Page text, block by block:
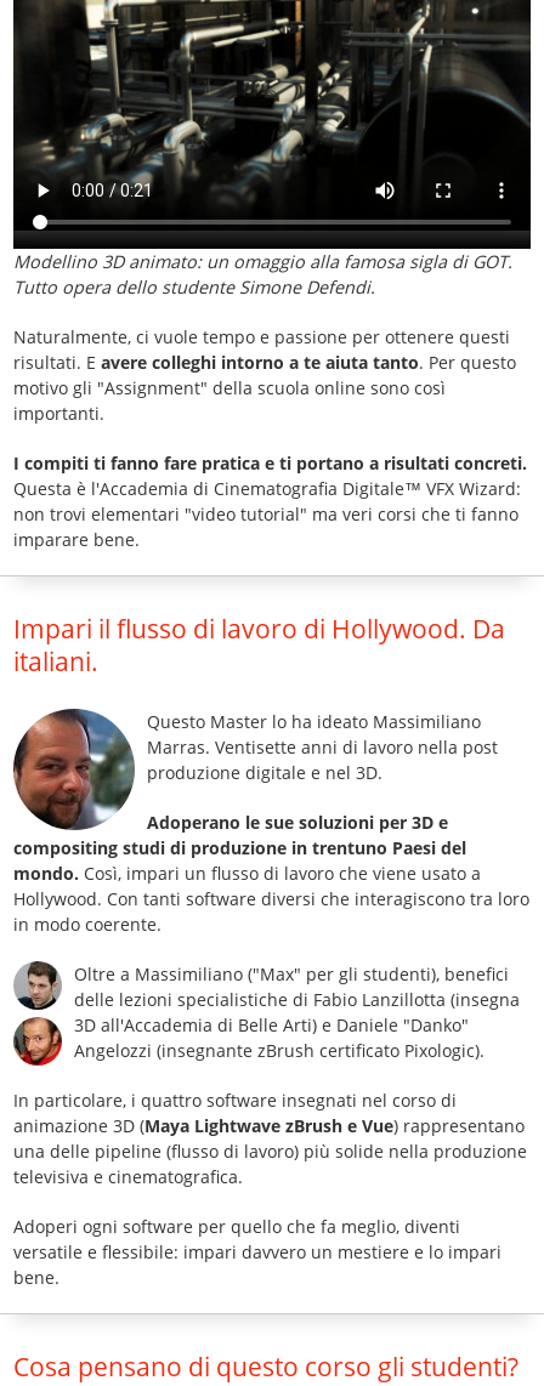
Modellino 3D animato: un omaggio alla famosa sigla di GOT.
Tutto opera dello studente Simone Defendi.
Naturalmente, ci vuole tempo e passione per ottenere questi
risultati. Eavere colleghi intorno a te aiuta tanto. Per questo
motivo gli "Assignment" della scuola online sono così
importanti.
I compiti ti fanno fare pratica e ti portano a risultati concreti.
Questa è l'Accademia di Cinematografia Digitale™ VFX Wizard:
non trovi elementari "video tutorial" ma veri corsi che ti fanno
imparare bene.
Impari il flusso di lavoro di Hollywood. Da
italiani.
Questo Master lo ha ideato Massimiliano
Marras. Ventisette anni di lavoro nella post
produzione digitale e nel 3D.
Adoperano le sue soluzioni per 3D e
compositing studi di produzione in trentuno Paesi del
mondo. Così, impari un flusso di lavoro che viene usato a
Hollywood. Con tanti software diversi che interagiscono tra loro
in modo coerente.
Oltre a Massimiliano ("Max" per gli studenti), benefici
delle lezioni specialistiche di Fabio Lanzillotta (insegna
3D all'Accademia di Belle Arti) e Daniele "Danko"
Angelozzi (insegnante zBrush certificato Pixologic).
In particolare, i quattro software insegnati nel corso di
animazione 3D (Maya Lightwave zBrush e Vue) rappresentano
una delle pipeline (flusso di lavoro) più solide nella produzione
televisiva e cinematografica.
Adoperi ogni software per quello che fa meglio, diventi
versatile e flessibile: impari davvero un mestiere e lo impari
bene.
Cosa pensano di questo corso gli studenti?